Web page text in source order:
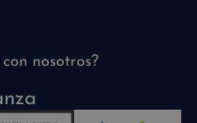
nosotros?